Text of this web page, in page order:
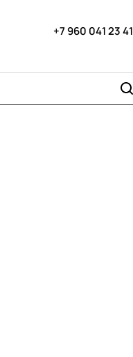
+7 960 041 23 41